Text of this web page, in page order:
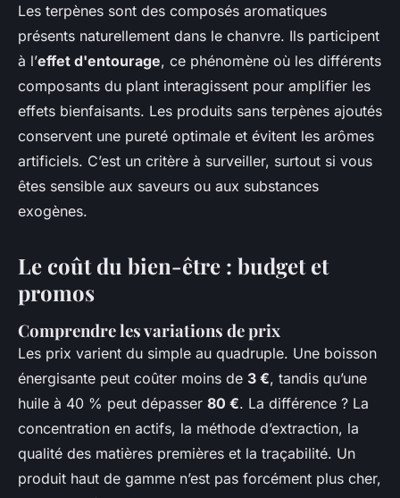
Les terpènes sont des composés aromatiques
présents naturellement dans le chanvre. Ils participent
à l’effet d'entourage, ce phénomène où les différents
composants du plant interagissent pour amplifier les
effets bienfaisants. Les produits sans terpènes ajoutés
conservent une pureté optimale et évitent les arômes
artificiels. C’est un critère à surveiller, surtout si vous
êtes sensible aux saveurs ou aux substances
exogènes.
Le coût du bien-être : budget et
promos
Comprendre les variations de prix
Les prix varient du simple au quadruple. Une boisson
énergisante peut coûter moins de 3 €, tandis qu’une
huile à 40 % peut dépasser 80 €. La différence ? La
concentration en actifs, la méthode d’extraction, la
qualité des matières premières et la traçabilité. Un
produit haut de gamme n’est pas forcément plus cher,